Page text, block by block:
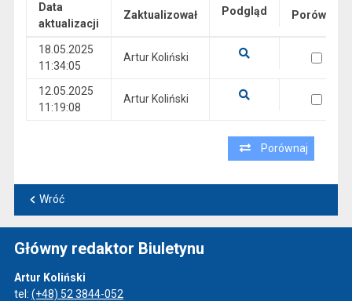
Data
aktualizacji
Zaktualizował Podgląd Porównaj
18.05.2025
11:34:05
Artur Koliński
12.05.2025
11:19:08
Artur Koliński
Porównaj
Wróć
Główny redaktor Biuletynu
Artur Koliński
tel: (+48) 52 3844-052